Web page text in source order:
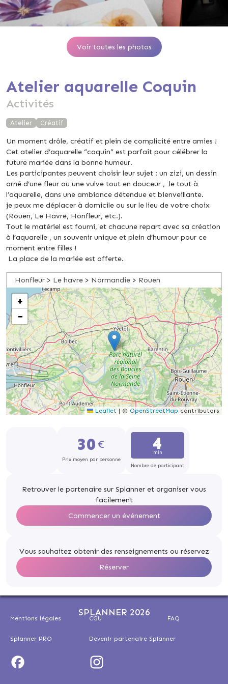
Voir toutes les photos
Atelier aquarelle Coquin
Activités
Atelier Créatif
Un moment drôle, créatif et plein de complicité entre amies !
Cet atelier d’aquarelle “coquin” est parfait pour célébrer la
future mariée dans la bonne humeur.
Les participantes peuvent choisir leur sujet : un zizi, un dessin
orné d’une fleur ou une vulve tout en douceur , le tout à
l’aquarelle, dans une ambiance détendue et bienveillante.
je peux me déplacer à domicile ou sur le lieu de votre choix
(Rouen, Le Havre, Honfleur, etc.).
Tout le matériel est fourni, et chacune repart avec sa création
à l’aquarelle , un souvenir unique et plein d’humour pour ce
moment entre filles !
La place de la mariée est offerte.
Honfleur > Le havre > Normandie > Rouen
+
−
Leaflet | © OpenStreetMap contributors
30
Prix moyen par personne
4
min
Nombre de participant
Retrouver le partenaire sur Splanner et organiser vous
facilement
Commencer un événement
Vous souhaitez obtenir des renseignements ou réservez
Réserver
SPLANNER 2026
Mentions légales CGU FAQ
Splanner PRO Devenir partenaire Splanner